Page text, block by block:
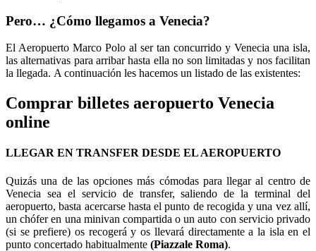
Pero… ¿Cómo llegamos a Venecia?
El Aeropuerto Marco Polo al ser tan concurrido y Venecia una isla,
las alternativas para arribar hasta ella no son limitadas y nos facilitan
la llegada. A continuación les hacemos un listado de las existentes:
Comprar billetes aeropuerto Venecia
online
LLEGAR EN TRANSFER DESDE EL AEROPUERTO
Quizás una de las opciones más cómodas para llegar al centro de
Venecia sea el servicio de transfer, saliendo de la terminal del
aeropuerto, basta acercarse hasta el punto de recogida y una vez allí,
un chófer en una minivan compartida o un auto con servicio privado
(si se prefiere) os recogerá y os llevará directamente a la isla en el
punto concertado habitualmente (Piazzale Roma).